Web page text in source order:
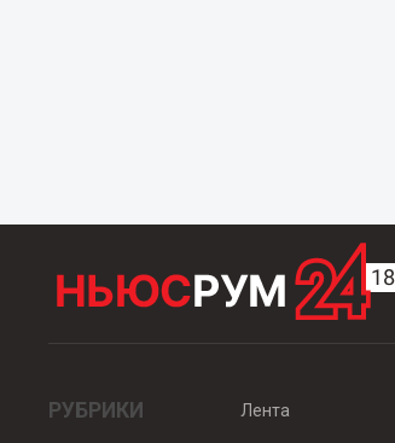
РУБРИКИ
Лента